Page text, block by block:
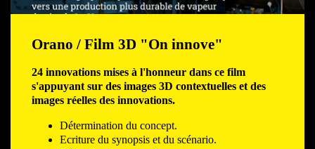
Orano / Film 3D "On innove"
24 innovations mises à l'honneur dans ce film
s'appuyant sur des images 3D contextuelles et des
images réelles des innovations.
Détermination du concept.
Ecriture du synopsis et du scénario.